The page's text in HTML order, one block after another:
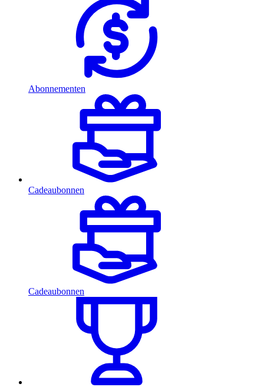
Abonnementen
Cadeaubonnen
Cadeaubonnen